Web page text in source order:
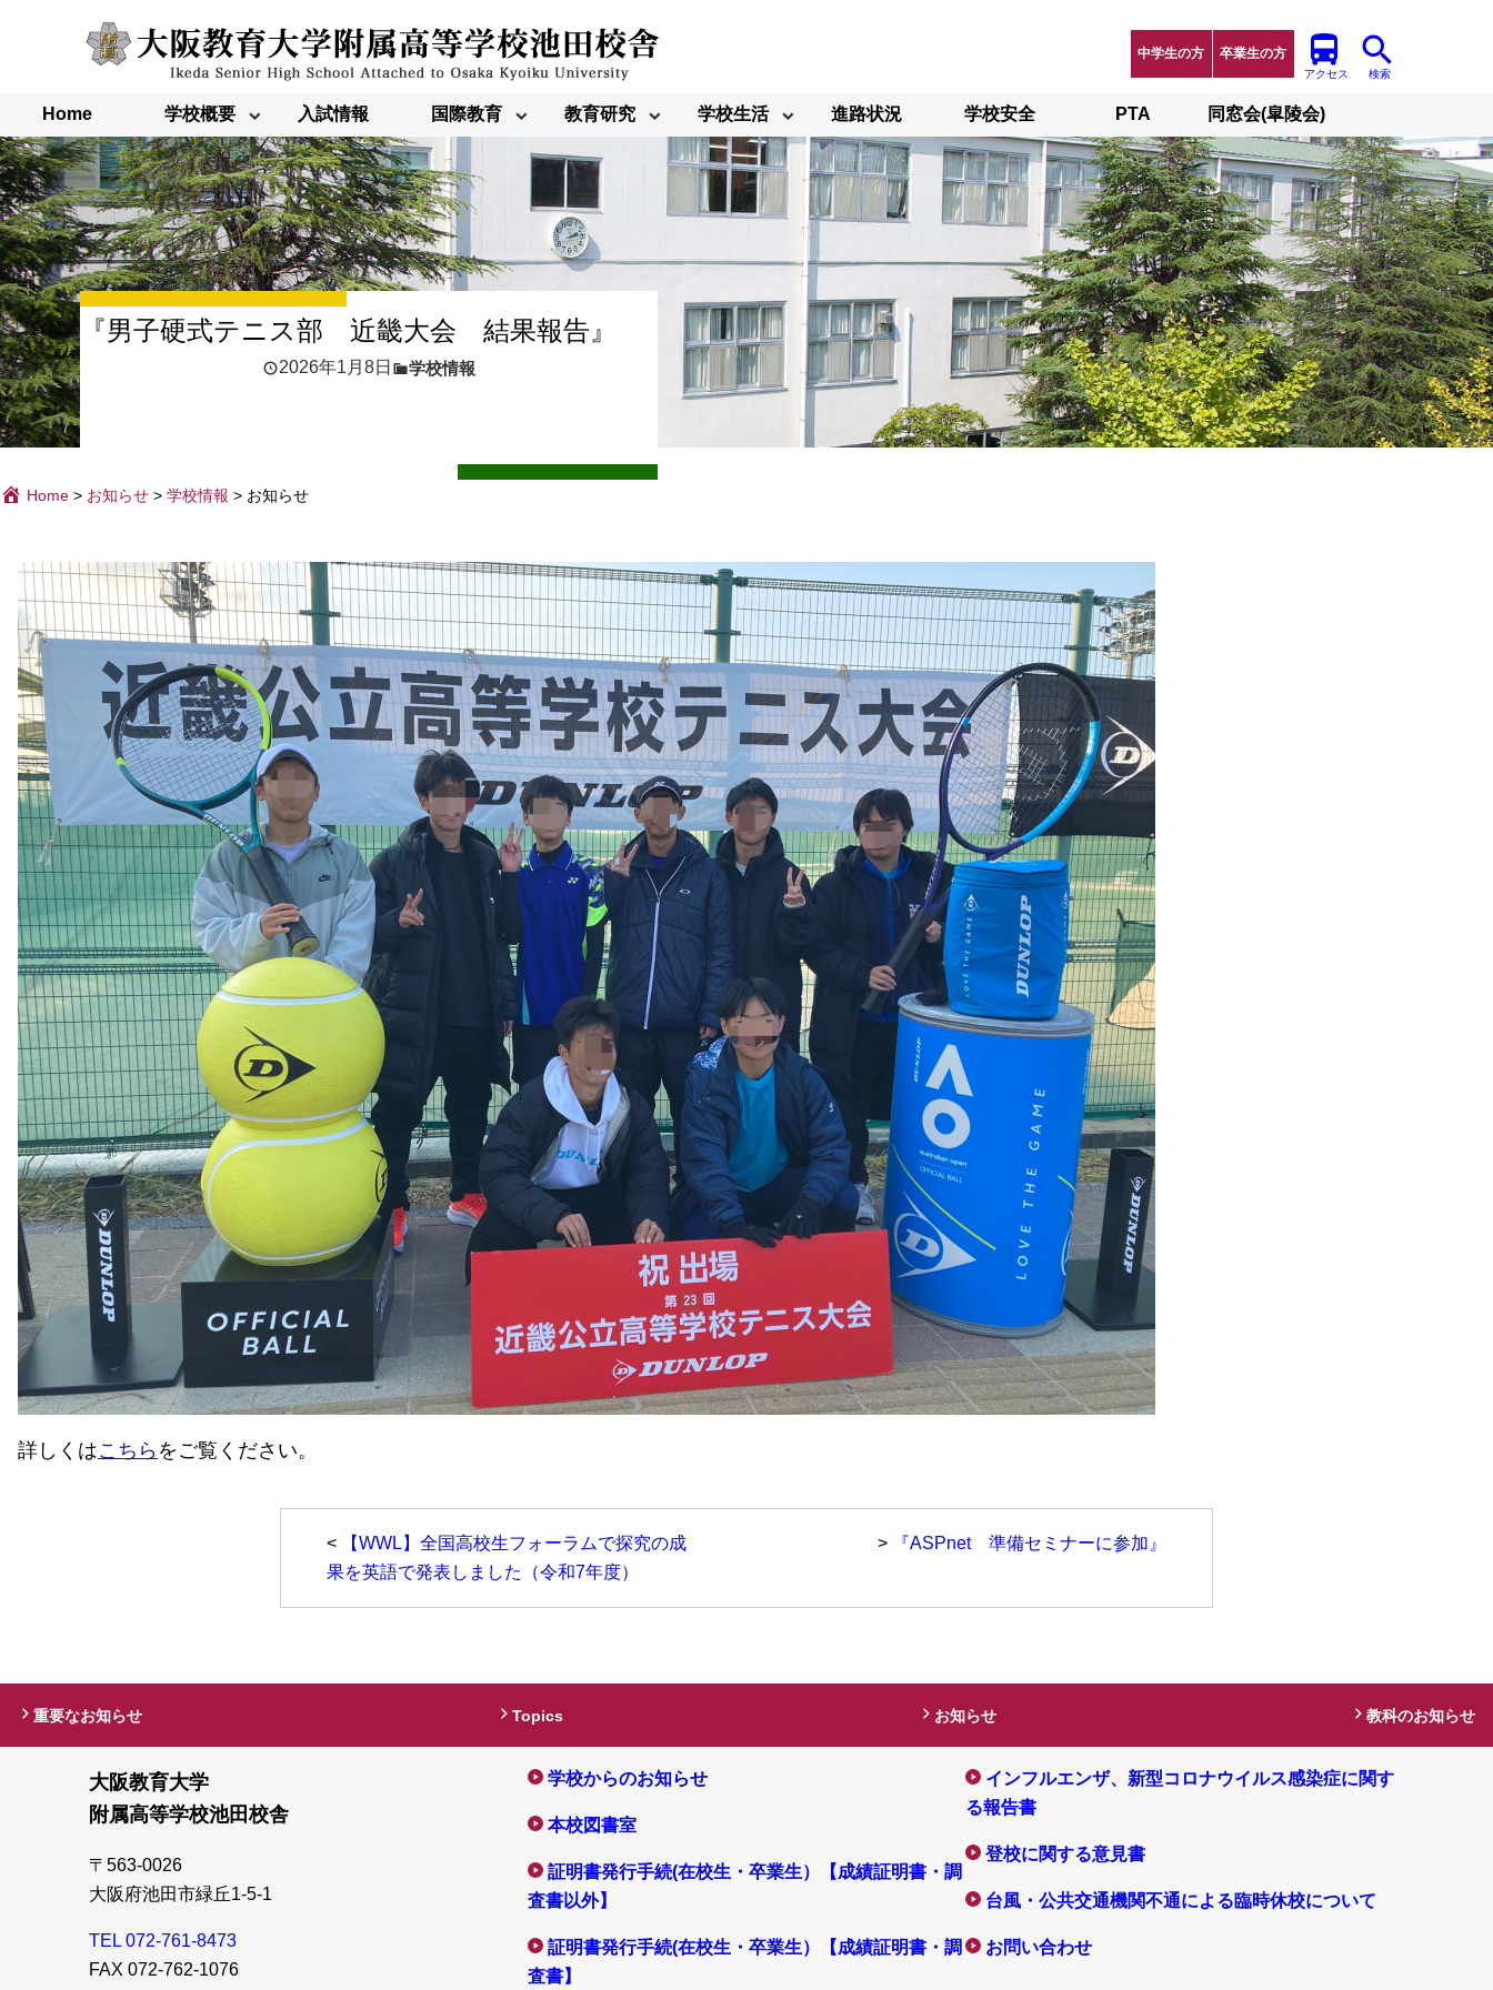
中学生の方 卒業生の方
アクセス 検索
Home 学校概要 入試情報 国際教育 教育研究 学校生活 進路状況 学校安全 PTA 同窓会(皐陵会)
『男子硬式テニス部 近畿大会 結果報告』
2026年1月8日 学校情報
Home > お知らせ > 学校情報 > お知らせ
詳しくはこちら をご覧ください。
<
【WWL】全国高校生フォーラムで探究の成
果を英語で発表しました（令和7年度）
> 『ASPnet 準備セミナーに参加』
重要なお知らせ Topics お知らせ 教科のお知らせ
大阪教育大学
附属高等学校池田校舎
〒563-0026
大阪府池田市緑丘1-5-1
TEL 072-761-8473
FAX 072-762-1076
学校からのお知らせ
本校図書室
証明書発行手続(在校生・卒業生）【成績証明書・調
査書以外】
証明書発行手続(在校生・卒業生）【成績証明書・調
査書】
インフルエンザ、新型コロナウイルス感染症に関す
る報告書
登校に関する意見書
台風・公共交通機関不通による臨時休校について
お問い合わせ